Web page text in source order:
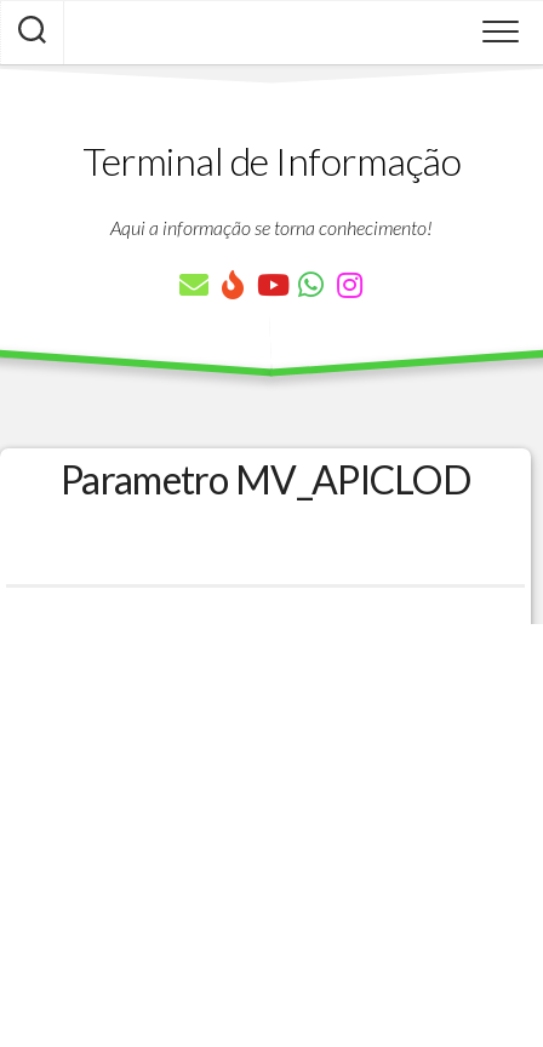
Skip
content
Terminal de Informação
Aqui a informação se torna conhecimento!
Parametro MV_APICLOD